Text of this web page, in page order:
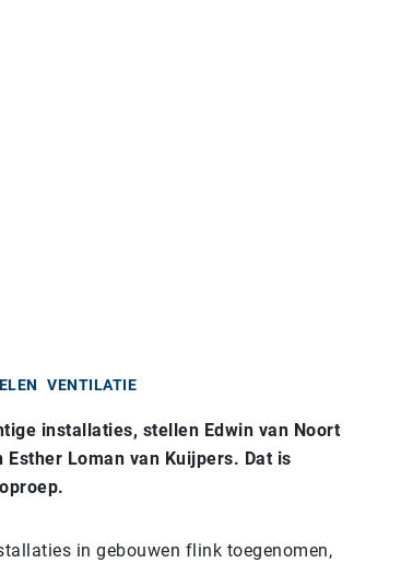
VENTILATIE
installaties, stellen Edwin van Noort
Esther Loman van Kuijpers. Dat is
in gebouwen flink toegenomen,